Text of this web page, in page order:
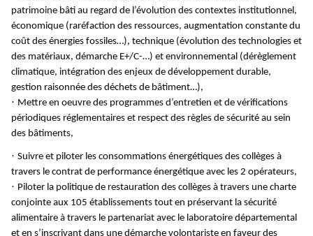
patrimoine bâti au regard de l’évolution des contextes institutionnel,
économique (raréfaction des ressources, augmentation constante du
coût des énergies fossiles…), technique (évolution des technologies et
des matériaux, démarche E+/C-…) et environnemental (dérèglement
climatique, intégration des enjeux de développement durable,
gestion raisonnée des déchets de bâtiment…),
· Mettre en oeuvre des programmes d’entretien et de vérifications
périodiques réglementaires et respect des règles de sécurité au sein
des bâtiments,
· Suivre et piloter les consommations énergétiques des collèges à
travers le contrat de performance énergétique avec les 2 opérateurs,
· Piloter la politique de restauration des collèges à travers une charte
conjointe aux 105 établissements tout en préservant la sécurité
alimentaire à travers le partenariat avec le laboratoire départemental
et en s’inscrivant dans une démarche volontariste en faveur des